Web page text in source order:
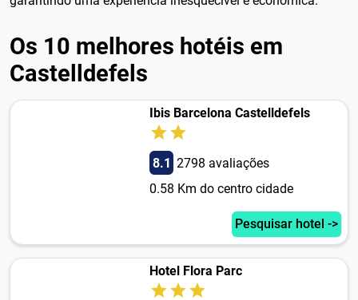
Os 10 melhores hotéis em
Castelldefels
Ibis Barcelona Castelldefels
8.1 2798 avaliações
0.58 Km do centro cidade
Pesquisar hotel ->
Hotel Flora Parc